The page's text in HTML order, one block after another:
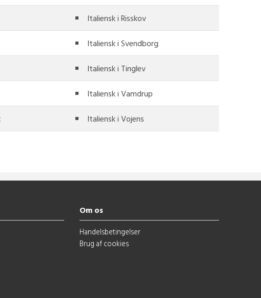
Italiensk i Risskov
Italiensk i Svendborg
Italiensk i Tinglev
Italiensk i Vamdrup
Italiensk i Vojens
Om os
Handelsbetingelser
Brug af cookies